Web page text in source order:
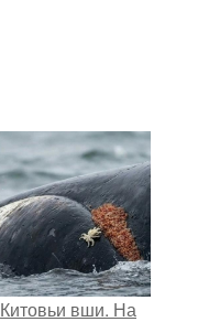
Китовьи вши. На